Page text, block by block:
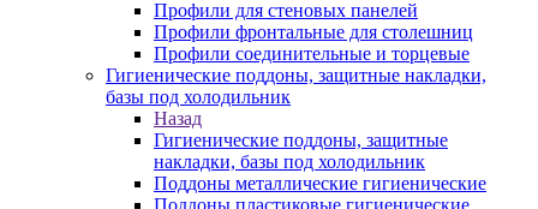
Профили для стеновых панелей
Профили фронтальные для столешниц
Профили соединительные и торцевые
Гигиенические поддоны, защитные накладки,
базы под холодильник
Назад
Гигиенические поддоны, защитные
накладки, базы под холодильник
Поддоны металлические гигиенические
Поддоны пластиковые гигиенические